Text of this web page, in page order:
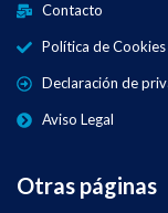
Contacto
Política de Cookies
Declaración de
Aviso Legal
Otras páginas